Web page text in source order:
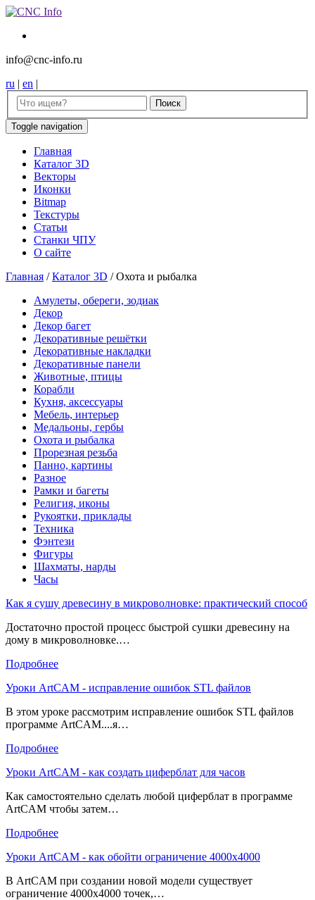
info@cnc-info.ru
ru | en |
Toggle navigation
Главная
Каталог 3D
Векторы
Иконки
Bitmap
Текстуры
Статьи
Станки ЧПУ
О сайте
Главная /Каталог 3D /Охота и рыбалка
Амулеты, обереги, зодиак
Декор
Декор багет
Декоративные решётки
Декоративные накладки
Декоративные панели
Животные, птицы
Корабли
Кухня, аксессуары
Мебель, интерьер
Медальоны, гербы
Охота и рыбалка
Прорезная резьба
Панно, картины
Разное
Рамки и багеты
Религия, иконы
Рукоятки, приклады
Техника
Фэнтези
Фигуры
Шахматы, нарды
Часы
Как я сушу древесину в микроволновке: практический способ
Достаточно простой процесс быстрой сушки древесину на
дому в микроволновке.…
Подробнее
Уроки ArtCAM - исправление ошибок STL файлов
В этом уроке рассмотрим исправление ошибок STL файлов
программе ArtCAM....я…
Подробнее
Уроки ArtCAM - как создать циферблат для часов
Как самостоятельно сделать любой циферблат в программе
ArtCAM чтобы затем…
Подробнее
Уроки ArtCAM - как обойти ограничение 4000х4000
В ArtCAM при создании новой модели существует
ограничение 4000х4000 точек,…